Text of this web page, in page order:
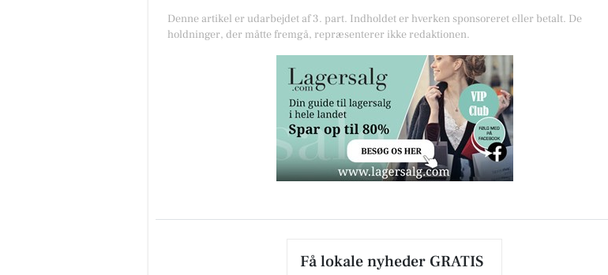
Denne artikel er udarbejdet af 3. part. Indholdet er hverken sponsoreret eller betalt. De
holdninger, der måtte fremgå, repræsenterer ikke redaktionen.
Få lokale nyheder GRATIS